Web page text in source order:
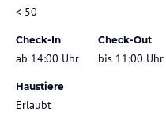
< 50
Check-In
ab 14:00 Uhr
Check-Out
bis 11:00 Uhr
Haustiere
Erlaubt